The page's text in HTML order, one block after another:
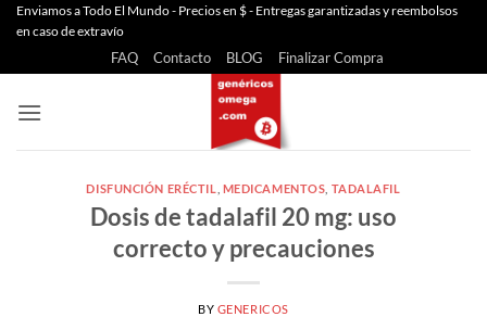
Saltar
Enviamos a Todo El Mundo - Precios en $ - Entregas garantizadas y reembolsos
en caso de extravío
FAQ Contacto BLOG Finalizar Compra
DISFUNCIÓN ERÉCTIL MEDICAMENTOS TADALAFIL
Dosis de tadalafil 20 mg: uso
correcto y precauciones
BY GENERICOS